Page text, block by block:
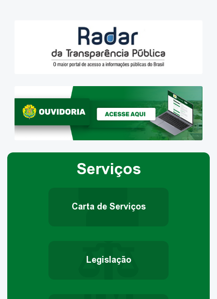
Serviços
Carta de Serviços
Legislação